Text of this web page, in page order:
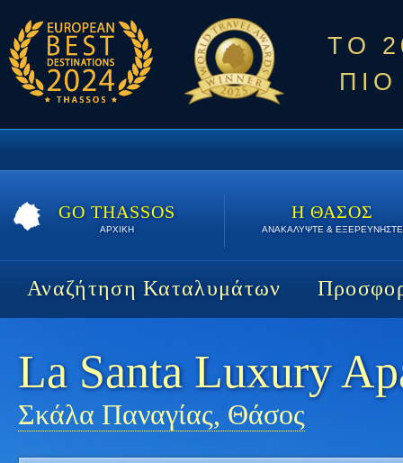
ΤΟ
GO THASSOS
ΑΡΧΙΚΗ
Η ΘΑΣΟΣ
ΑΝΑΚΑΛΥΨΤΕ & ΕΞΕΡΕΥΝΗΣΤΕ
Αναζήτηση Καταλυμάτων
La Santa Luxury
Σκάλα Παναγίας, Θάσος